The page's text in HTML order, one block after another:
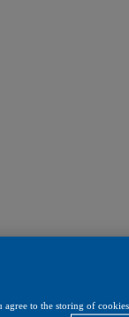
to the storing of